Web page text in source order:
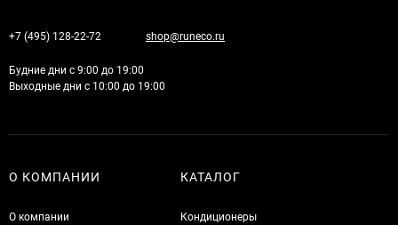
+7 (495) 128-22-72 shop@runeco.ru
Будние дни с 9:00 до 19:00
Выходные дни с 10:00 до 19:00
О КОМПАНИИ
О компании
КАТАЛОГ
Кондиционеры